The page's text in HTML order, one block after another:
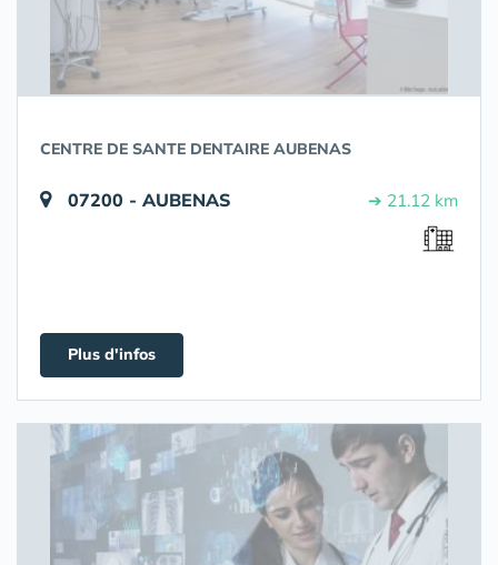
CENTRE DE SANTE DENTAIRE AUBENAS
07200 - AUBENAS ➔ 21.12 km
Plus d'infos